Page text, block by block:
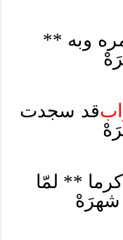
وبه **
قد سجدت
** لمّا
شهرَهْ